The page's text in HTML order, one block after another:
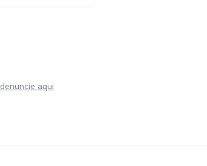
denuncie aqui